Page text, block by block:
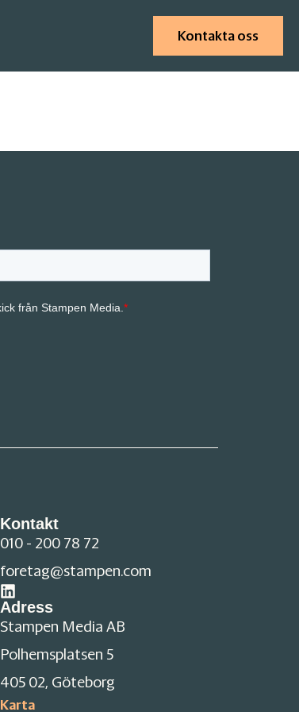
Kontakta oss
Kontakt
010 - 200 78 72
foretag@stampen.com
Adress
Stampen Media AB
Polhemsplatsen 5
405 02, Göteborg
Karta